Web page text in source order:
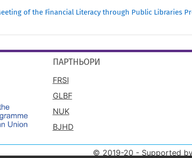
of the Financial Literacy through Public Libraries
ПАРТНЬОРИ
FRSI
GLBF
NUK
BJHD
© 2019-20 - Supported